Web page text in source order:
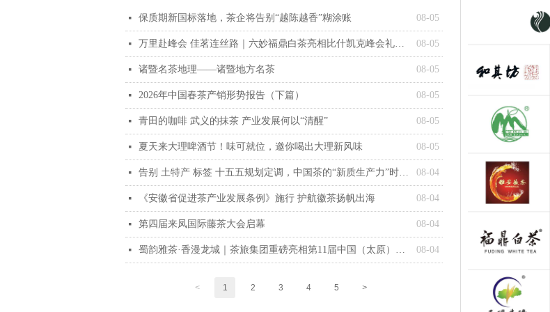
08-05
넷 保质期新国标落地，茶企将告别“越陈越香”糊涂账
08-05
넷 万里赴峰会 佳茗连丝路｜六妙福鼎白茶亮相比什凯克峰会礼誉世界
08-05
넷 诸暨名茶地理——诸暨地方名茶
08-05
넷 2026年中国春茶产销形势报告（下篇）
08-05
넷 青田的咖啡 武义的抹茶 产业发展何以“清醒”
08-05
넷 夏天来大理啤酒节！味可就位，邀你喝出大理新风味
08-04
넷 告别 土特产 标签 十五五规划定调，中国茶的“新质生产力”时代来临
08-04
넷 《安徽省促进茶产业发展条例》施行 护航徽茶扬帆出海
08-04
넷 第四届来凤国际藤茶大会启幕
08-04
넷 蜀韵雅茶·香漫龙城｜茶旅集团重磅亮相第11届中国（太原）国际茶产业博览会
< 1 2 3 4 5 >